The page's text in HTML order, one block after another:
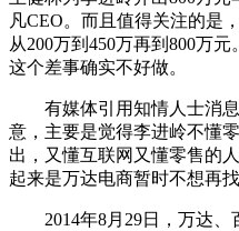
凡CEO。而且值得关注的是
从200万到450万再到800万
这个差事确实不好做。
有媒体引用知情人士消息
意，主要是觉得李进岭不懂
出，又懂互联网又懂零售的
起来是万达电商暂时不想再
2014年8月29日，万达、